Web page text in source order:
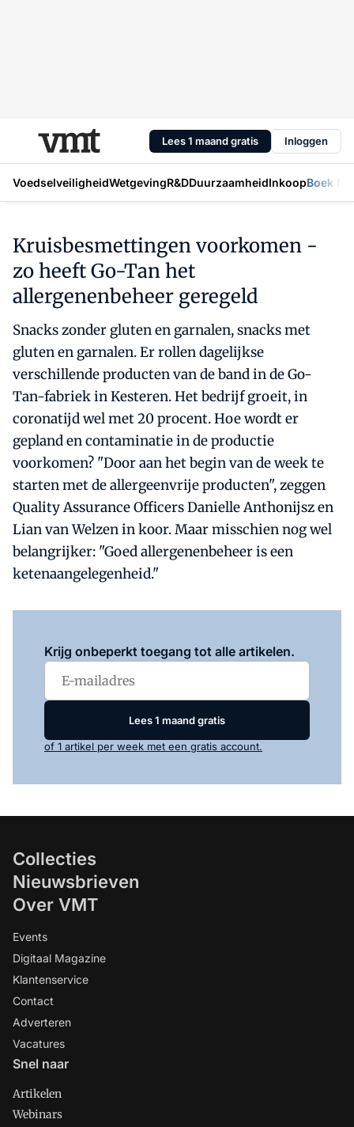
Lees 1 maand gratis Inloggen
VoedselveiligheidWetgevingR&DDuurzaamheidInkoopBoek
Kruisbesmettingen voorkomen -
zo heeft Go-Tan het
allergenenbeheer geregeld
Snacks zonder gluten en garnalen, snacks met
gluten en garnalen. Er rollen dagelijkse
verschillende producten van de band in de Go-
Tan-fabriek in Kesteren. Het bedrijf groeit, in
coronatijd wel met 20 procent. Hoe wordt er
gepland en contaminatie in de productie
voorkomen? "Door aan het begin van de week te
starten met de allergeenvrije producten", zeggen
Quality Assurance Officers Danielle Anthonijsz en
Lian van Welzen in koor. Maar misschien nog wel
belangrijker: "Goed allergenenbeheer is een
ketenaangelegenheid."
Krijg onbeperkt toegang tot alle artikelen.
Lees 1 maand gratis
of 1 artikel per week met een gratis account.
Collecties
Nieuwsbrieven
Over VMT
Events
Digitaal Magazine
Klantenservice
Contact
Adverteren
Vacatures
Snel naar
Artikelen
Webinars